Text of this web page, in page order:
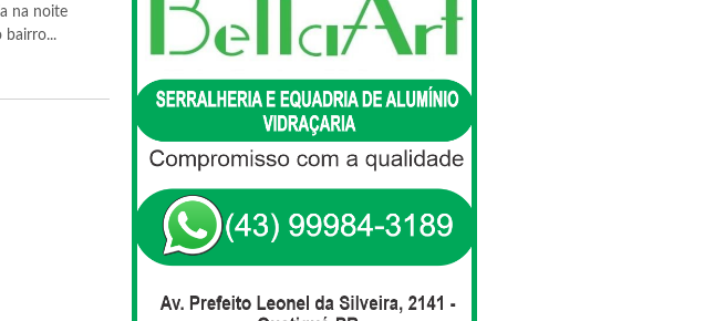
na noite
bairro...